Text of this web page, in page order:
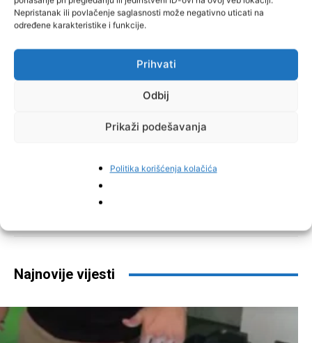
Nepristanak ili povlačenje saglasnosti može negativno uticati na
određene karakteristike i funkcije.
Prihvati
Odbij
Prikaži podešavanja
Politika korišćenja kolačića
Najnovije vijesti